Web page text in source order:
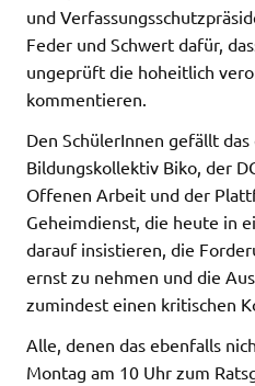
und
Feder und Schwert dafür,
ungeprüft die hoheitlich
kommentieren.
Den SchülerInnen gefällt
Bildungskollektiv Biko, der
Offenen Arbeit und der
Geheimdienst, die heute in
darauf insistieren, die
ernst zu nehmen und die
zumindest einen kritischen
Alle, denen das ebenfalls
Montag am 10 Uhr zum